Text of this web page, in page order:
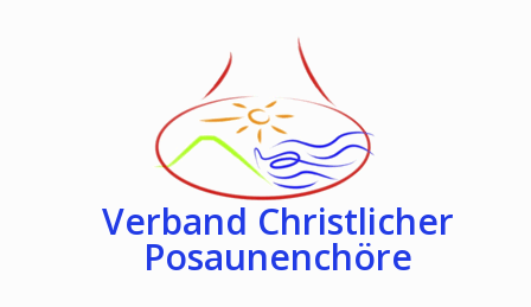
Verband Christlicher
Posaunenchöre